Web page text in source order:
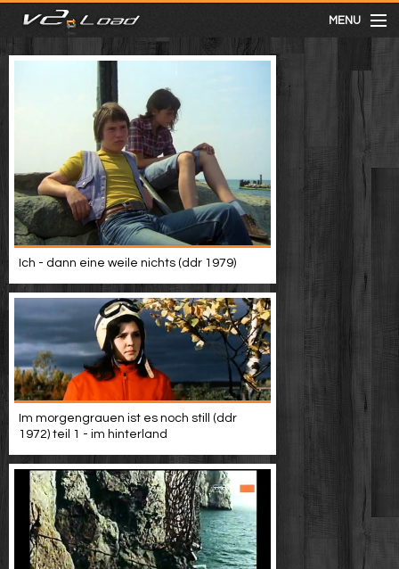
MENU
meist gesehen
kategorien
Menu
Informationen
Werbung
Video suchen
Ich - dann eine weile nichts (ddr 1979)
Im morgengrauen ist es noch still (ddr
1972) teil 1 - im hinterland